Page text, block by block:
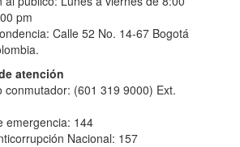
pm
Calle 52 No. 14-67 Bogotá
atención
conmutador: (601 319 9000) Ext.
emergencia: 144
Nacional: 157